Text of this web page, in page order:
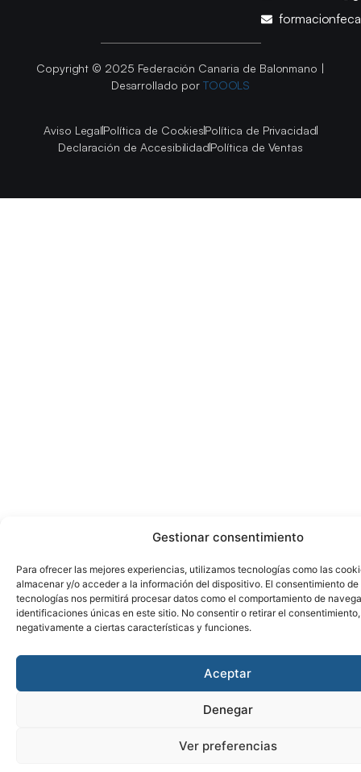
Gestionar consentimiento
Para ofrecer las mejores experiencias, utilizamos tecnologías como las
almacenar y/o acceder a la información del dispositivo. El consentimiento de
tecnologías nos permitirá procesar datos como el comportamiento de
identificaciones únicas en este sitio. No consentir o retirar el
negativamente a ciertas características y funciones.
Aceptar
Denegar
Ver preferencias
Copyright © 2025 Federación Canaria de Balonmano |
Desarrollado por TOOOLS
Aviso LegalPolítica de CookiesPolítica de Privacidad
Declaración de AccesibilidadPolítica de Ventas